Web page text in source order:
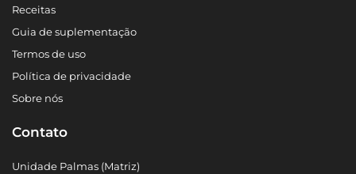
Receitas
Guia de suplementação
Termos de uso
Política de privacidade
Sobre nós
Contato
Unidade Palmas (Matriz)